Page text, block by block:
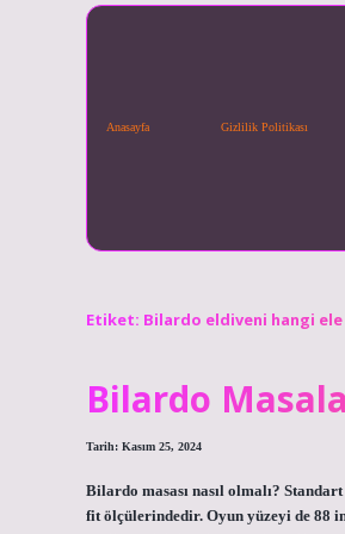
Anasayfa Gizlilik Politikası
Etiket: Bilardo eldiveni hangi ele
Bilardo
Tarih: Kasım 25, 2024
Bilardo masası nasıl olmalı?
fit ölçülerindedir. Oyun yüzeyi de 88